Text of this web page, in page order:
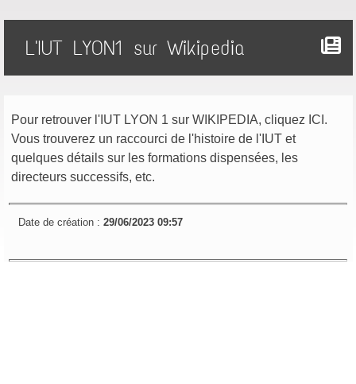
L'IUT LYON1 sur Wikipedia
Pour retrouver l'IUT LYON 1 sur WIKIPEDIA, cliquez ICI .
Vous trouverez un raccourci de l'histoire de l'IUT et
quelques détails sur les formations dispensées, les
directeurs successifs, etc.
Date de création : 29/06/2023 09:57